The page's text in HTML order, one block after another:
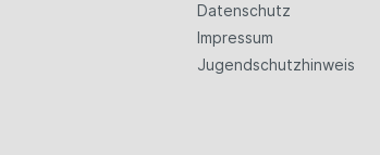
Datenschutz
Impressum
Jugendschutzhinweis